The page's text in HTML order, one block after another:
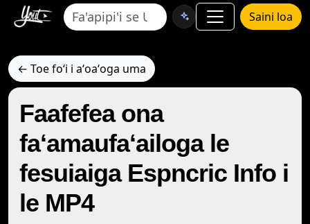
Saini loa
← Toe foʻi i aʻoaʻoga uma
Faafefea ona
faʻamaufaʻailoga le
fesuiaiga Espncric Info i
le MP4